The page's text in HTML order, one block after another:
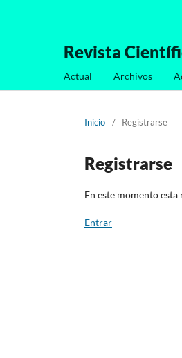
Revista
Actual Archivos
Inicio / Registrarse
Registrarse
En este momento
Entrar